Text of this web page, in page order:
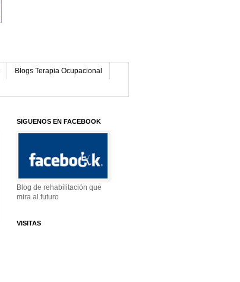
Blogs Terapia Ocupacional
SIGUENOS EN FACEBOOK
Blog de rehabilitación que
mira al futuro
VISITAS